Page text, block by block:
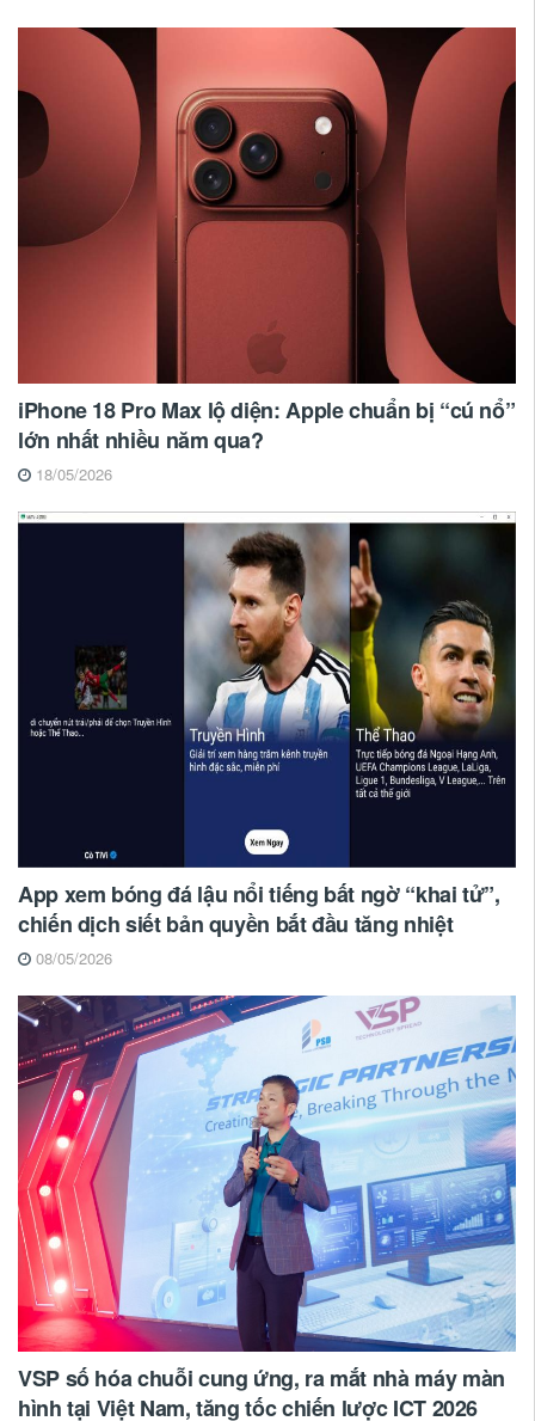
iPhone 18 Pro Max lộ diện: Apple chuẩn bị “cú nổ”
lớn nhất nhiều năm qua?
18/05/2026
App xem bóng đá lậu nổi tiếng bất ngờ “khai tử”,
chiến dịch siết bản quyền bắt đầu tăng nhiệt
08/05/2026
VSP số hóa chuỗi cung ứng, ra mắt nhà máy màn
hình tại Việt Nam, tăng tốc chiến lược ICT 2026